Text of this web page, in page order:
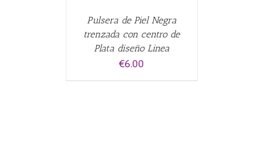
Pulsera de Piel Negra
trenzada con centro de
Plata diseño Linea
€6.00